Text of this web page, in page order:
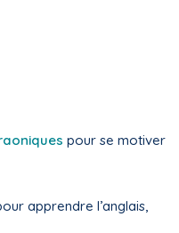
pour se motiver
apprendre l’anglais,